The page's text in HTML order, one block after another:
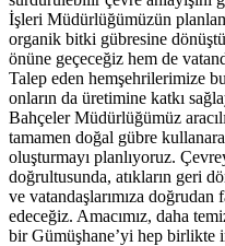
İşleri Müdürlüğümüzün
organik bitki gübresine
önüne geçeceğiz hem de
Talep eden hemşehrilerimize
onların da üretimine katkı
Bahçeler Müdürlüğümüz
tamamen doğal gübre
oluşturmayı planlıyoruz.
doğrultusunda, atıkların geri
ve vatandaşlarımıza
edeceğiz. Amacımız, daha
bir Gümüşhane’yi hep birlikte